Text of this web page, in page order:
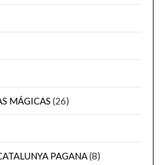
MÁGICAS (26)
PAGANA(8)